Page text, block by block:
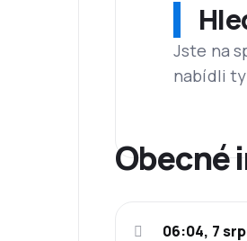
Jste na
nabídli
Obecné
06:04, 7